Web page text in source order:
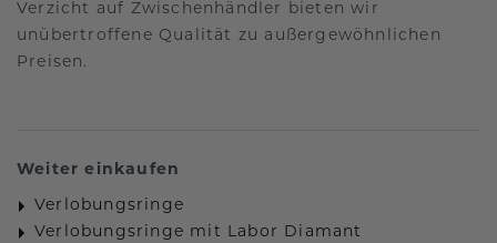
Verzicht auf Zwischenhändler bieten wir
unübertroffene Qualität zu außergewöhnlichen
Preisen.
Weiter einkaufen
Verlobungsringe
Verlobungsringe mit Labor Diamant